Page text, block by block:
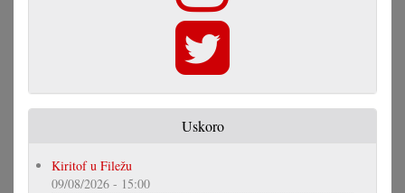
Uskoro
Kiritof u Filežu
09/08/2026 - 15:00